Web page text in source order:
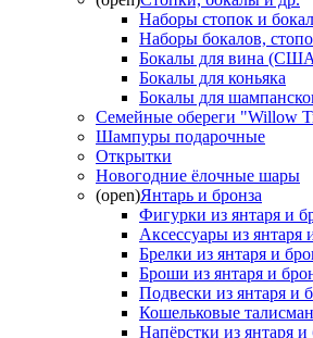
Наборы стопок и
Наборы бокалов,
Бокалы для вина
Бокалы для коньяка
Бокалы для
Семейные обереги "Willow
Шампуры подарочные
Открытки
Новогодние ёлочные шары
(open)Янтарь и бронза
Фигурки из янтаря и
Аксессуары из янтаря
Брелки из янтаря и
Броши из янтаря и
Подвески из янтаря и
Кошельковые
Напёрстки из янтаря